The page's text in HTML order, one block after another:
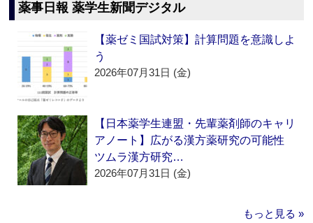
薬事日報 薬学生新聞デジタル
【薬ゼミ国試対策】計算問題を意識しよ
う
2026年07月31日 (金)
【日本薬学生連盟・先輩薬剤師のキャリ
アノート】広がる漢方薬研究の可能性
ツムラ漢方研究…
2026年07月31日 (金)
もっと見る »